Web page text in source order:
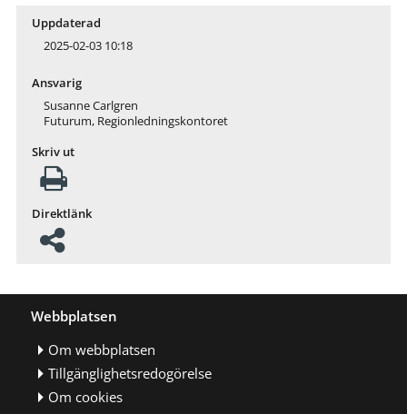
Uppdaterad
2025-02-03 10:18
Ansvarig
Susanne Carlgren
Futurum, Regionledningskontoret
Skriv ut
Direktlänk
Webbplatsen
Om webbplatsen
Tillgänglighetsredogörelse
Om cookies